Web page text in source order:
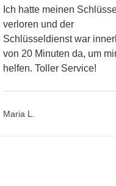
Ich hatte meinen Schlüssel
verloren und der
Schlüsseldienst war
von 20 Minuten da, um mir
helfen. Toller Service!
Maria L.